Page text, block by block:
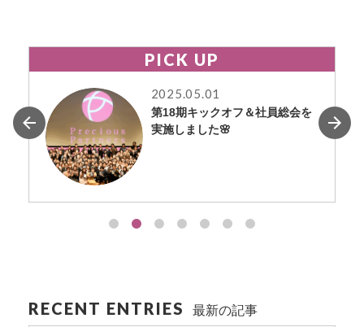
k
PICK UP
2025.05.01
第18期キックオフ＆社員総会を
実施しました🌸
RECENT ENTRIES 最新の記事